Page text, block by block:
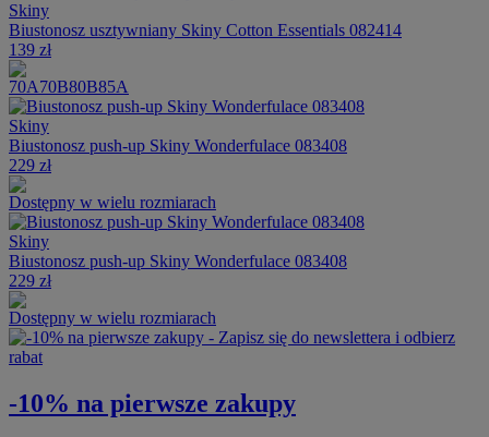
Skiny
Biustonosz usztywniany Skiny Cotton Essentials 082414
139 zł
70A70B80B85A
Skiny
Biustonosz push-up Skiny Wonderfulace 083408
229 zł
Dostępny w wielu rozmiarach
Skiny
Biustonosz push-up Skiny Wonderfulace 083408
229 zł
Dostępny w wielu rozmiarach
-10% na pierwsze zakupy